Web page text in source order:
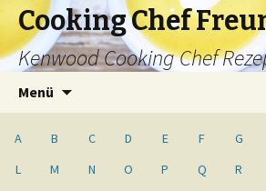
Cooking Chef
Kenwood Cooking Chef
Menü
A B C D E F G
L
M N O P Q R